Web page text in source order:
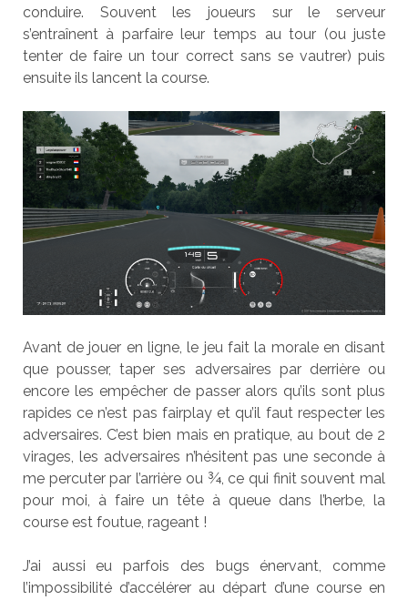
conduire. Souvent les joueurs sur le serveur
s’entraînent à parfaire leur temps au tour (ou juste
tenter de faire un tour correct sans se vautrer) puis
ensuite ils lancent la course.
Avant de jouer en ligne, le jeu fait la morale en disant
que pousser, taper ses adversaires par derrière ou
encore les empêcher de passer alors qu’ils sont plus
rapides ce n’est pas fairplay et qu’il faut respecter les
adversaires. C’est bien mais en pratique, au bout de 2
virages, les adversaires n’hésitent pas une seconde à
me percuter par l’arrière ou ¾, ce qui finit souvent mal
pour moi, à faire un tête à queue dans l’herbe, la
course est foutue, rageant !
J’ai aussi eu parfois des bugs énervant, comme
l’impossibilité d’accélérer au départ d’une course en